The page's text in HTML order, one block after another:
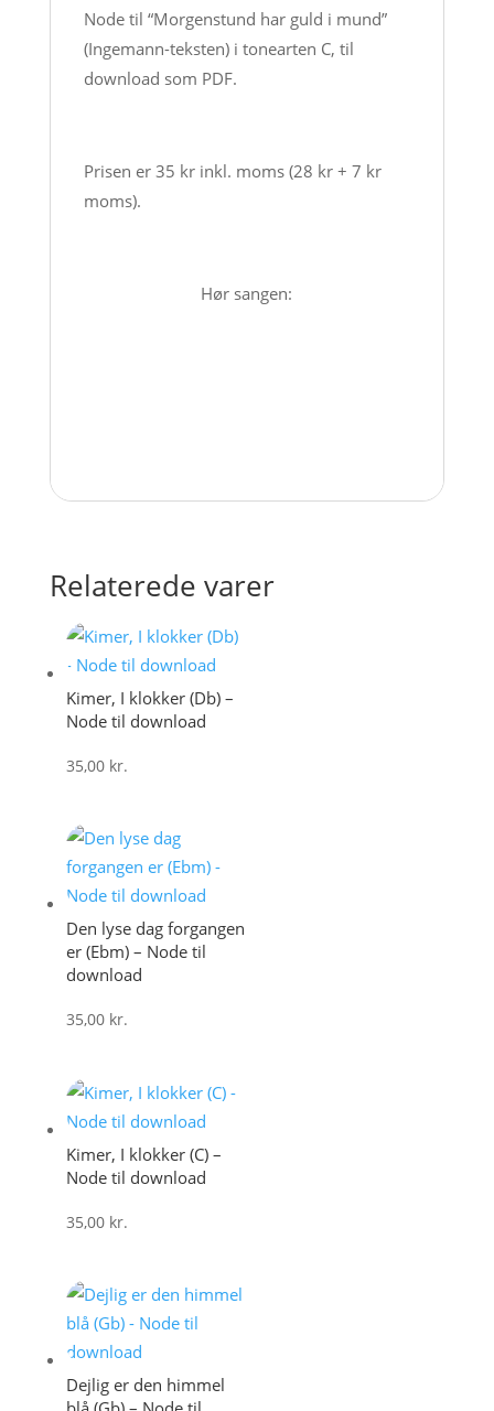
download
antal
Node til “Morgenstund har guld i mund”
(Ingemann-teksten) i tonearten C, til
download som PDF.
Prisen er 35 kr inkl. moms (28 kr + 7 kr
moms).
Hør sangen:
Relaterede varer
Kimer, I klokker (Db) –
Node til download
35,00 kr.
Den lyse dag forgangen
er (Ebm) – Node til
download
35,00 kr.
Kimer, I klokker (C) –
Node til download
35,00 kr.
Dejlig er den himmel